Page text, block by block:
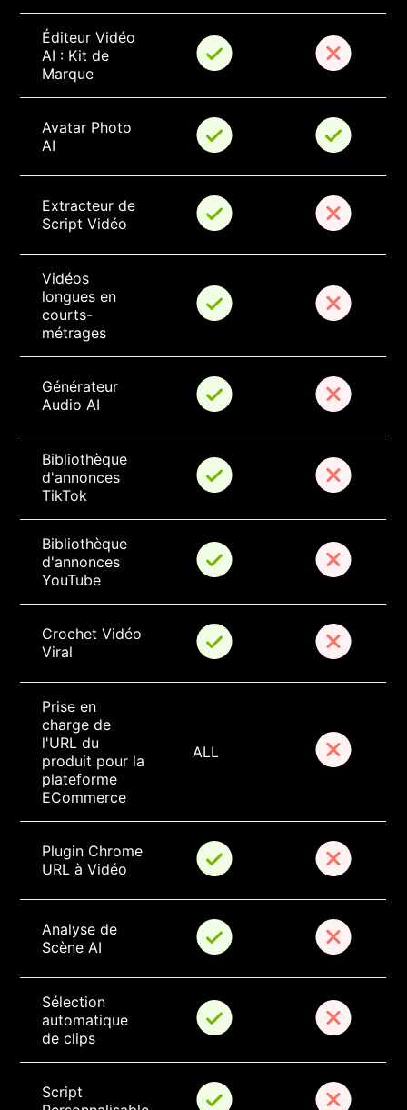
Éditeur Vidéo
AI : Kit de
Marque
Avatar Photo
AI
Extracteur de
Script Vidéo
Vidéos
longues en
courts-
métrages
Générateur
Audio AI
Bibliothèque
d'annonces
TikTok
Bibliothèque
d'annonces
YouTube
Crochet Vidéo
Viral
Prise en
charge de
l'URL du
produit pour la
plateforme
ECommerce
ALL
Plugin Chrome
URL à Vidéo
Analyse de
Scène AI
Sélection
automatique
de clips
Script